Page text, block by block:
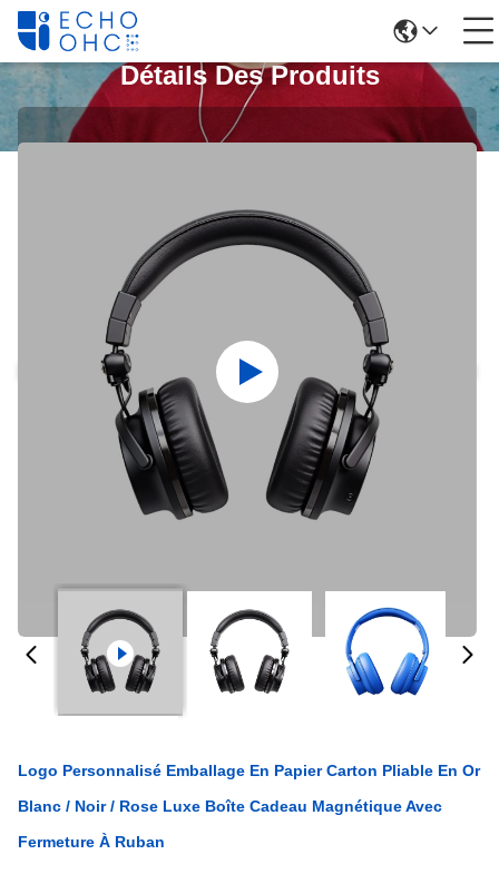
Détails Des Produits
Logo Personnalisé Emballage En Papier Carton Pliable En Or
Blanc / Noir / Rose Luxe Boîte Cadeau Magnétique Avec
Fermeture À Ruban